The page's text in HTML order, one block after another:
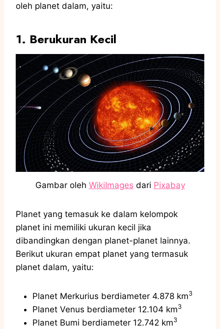
oleh planet dalam, yaitu:
1. Berukuran Kecil
Gambar oleh WikiImages dari Pixabay
Planet yang temasuk ke dalam kelompok
planet ini memiliki ukuran kecil jika
dibandingkan dengan planet-planet lainnya.
Berikut ukuran empat planet yang termasuk
planet dalam, yaitu:
Planet Merkurius berdiameter 4.878 km3
Planet Venus berdiameter 12.104 km3
Planet Bumi berdiameter 12.742 km3